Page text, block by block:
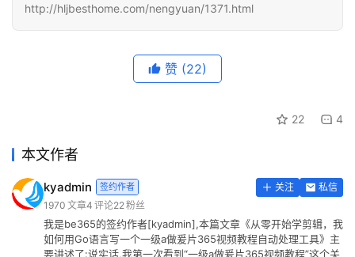
http://hljbesthome.com/nengyuan/1371.html
赞 (22)
22 4
本文作者
kyadmin 签约作者 关注
私信
1970 文章4 评论22粉丝
我是be365的签约作者[kyadmin],本篇文章《从零开始学剪辑，我
如何用Go语言写一个一级a做爰片365视频教程自动处理工具》主
要讲述了:说实话,我第一次看到“一级a做爰片365视频教程”这个关